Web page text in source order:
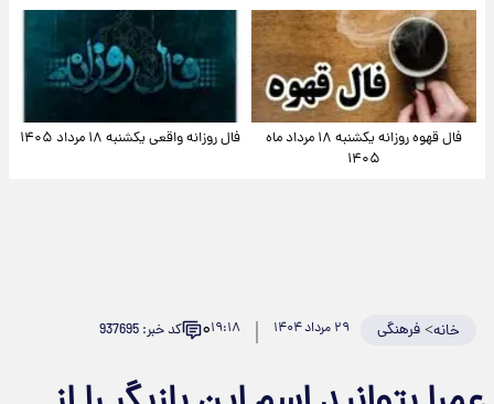
فال قهوه روزانه یکشنبه ۱۸ مرداد ماه
۱۴۰۵
فال روزانه واقعی یکشنبه ۱۸ مرداد ۱۴۰۵
خانه>فرهنگی ۲۹ مرداد ۱۴۰۴ ۱۹:۱۸۰ کد خبر: 937695